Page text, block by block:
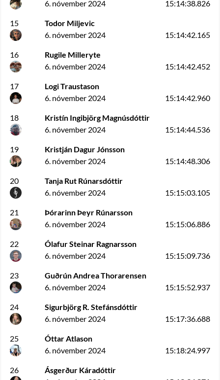
6. nóvember 2024 15:14:38.826
15
Todor Miljevic
6. nóvember 2024
15:14:42.165
16
Rugile Milleryte
6. nóvember 2024
15:14:42.452
17
Logi Traustason
6. nóvember 2024
15:14:42.960
18
Kristín Ingibjörg Magnúsdóttir
6. nóvember 2024
15:14:44.536
19
Kristján Dagur Jónsson
6. nóvember 2024
15:14:48.306
20
Tanja Rut Rúnarsdóttir
6. nóvember 2024
15:15:03.105
21
Þórarinn Þeyr Rúnarsson
6. nóvember 2024
15:15:06.886
22
Ólafur Steinar Ragnarsson
6. nóvember 2024
15:15:09.736
23
Guðrún Andrea Thorarensen
6. nóvember 2024
15:15:52.937
24
Sigurbjörg R. Stefánsdóttir
6. nóvember 2024
15:17:36.688
25
Óttar Atlason
6. nóvember 2024
15:18:24.997
26
Ásgerður Káradóttir